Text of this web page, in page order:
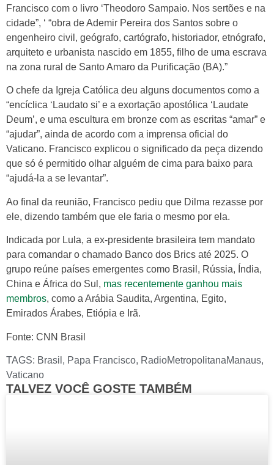
Francisco com o livro ‘Theodoro Sampaio. Nos sertões e na
cidade”, ‘ “obra de Ademir Pereira dos Santos sobre o
engenheiro civil, geógrafo, cartógrafo, historiador, etnógrafo,
arquiteto e urbanista nascido em 1855, filho de uma escrava
na zona rural de Santo Amaro da Purificação (BA).”
O chefe da Igreja Católica deu alguns documentos como a
“encíclica ‘Laudato si’ e a exortação apostólica ‘Laudate
Deum’, e uma escultura em bronze com as escritas “amar” e
“ajudar”, ainda de acordo com a imprensa oficial do
Vaticano. Francisco explicou o significado da peça dizendo
que só é permitido olhar alguém de cima para baixo para
“ajudá-la a se levantar”.
Ao final da reunião, Francisco pediu que Dilma rezasse por
ele, dizendo também que ele faria o mesmo por ela.
Indicada por Lula, a ex-presidente brasileira tem mandato
para comandar o chamado Banco dos Brics até 2025. O
grupo reúne países emergentes como Brasil, Rússia, Índia,
China e África do Sul, mas recentemente ganhou mais
membros, como a Arábia Saudita, Argentina, Egito,
Emirados Árabes, Etiópia e Irã.
Fonte: CNN Brasil
TAGS: Brasil , Papa Francisco, RadioMetropolitanaManaus,
Vaticano
TALVEZ VOCÊ GOSTE TAMBÉM